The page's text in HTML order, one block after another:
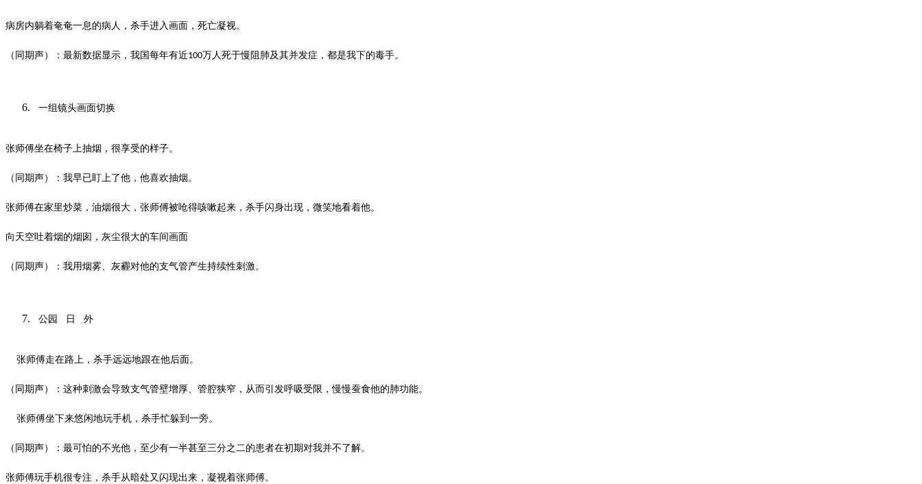
病房内躺着奄奄一息的病人，杀手进入画面，死亡凝视。
（同期声）：最新数据显示，我国每年有近100万人死于慢阻肺及其并发症，都是我下的毒手。
一组镜头画面切换
张师傅坐在椅子上抽烟，很享受的样子。
（同期声）：我早已盯上了他，他喜欢抽烟。
张师傅在家里炒菜，油烟很大，张师傅被呛得咳嗽起来，杀手闪身出现，微笑地看着他。
向天空吐着烟的烟囱，灰尘很大的车间画面
（同期声）：我用烟雾、灰霾对他的支气管产生持续性刺激。
公园 日 外
张师傅走在路上，杀手远远地跟在他后面。
（同期声）：这种刺激会导致支气管壁增厚、管腔狭窄，从而引发呼吸受限，慢慢蚕食他的肺功能。
张师傅坐下来悠闲地玩手机，杀手忙躲到一旁。
（同期声）：最可怕的不光他，至少有一半甚至三分之二的患者在初期对我并不了解。
张师傅玩手机很专注，杀手从暗处又闪现出来，凝视着张师傅。